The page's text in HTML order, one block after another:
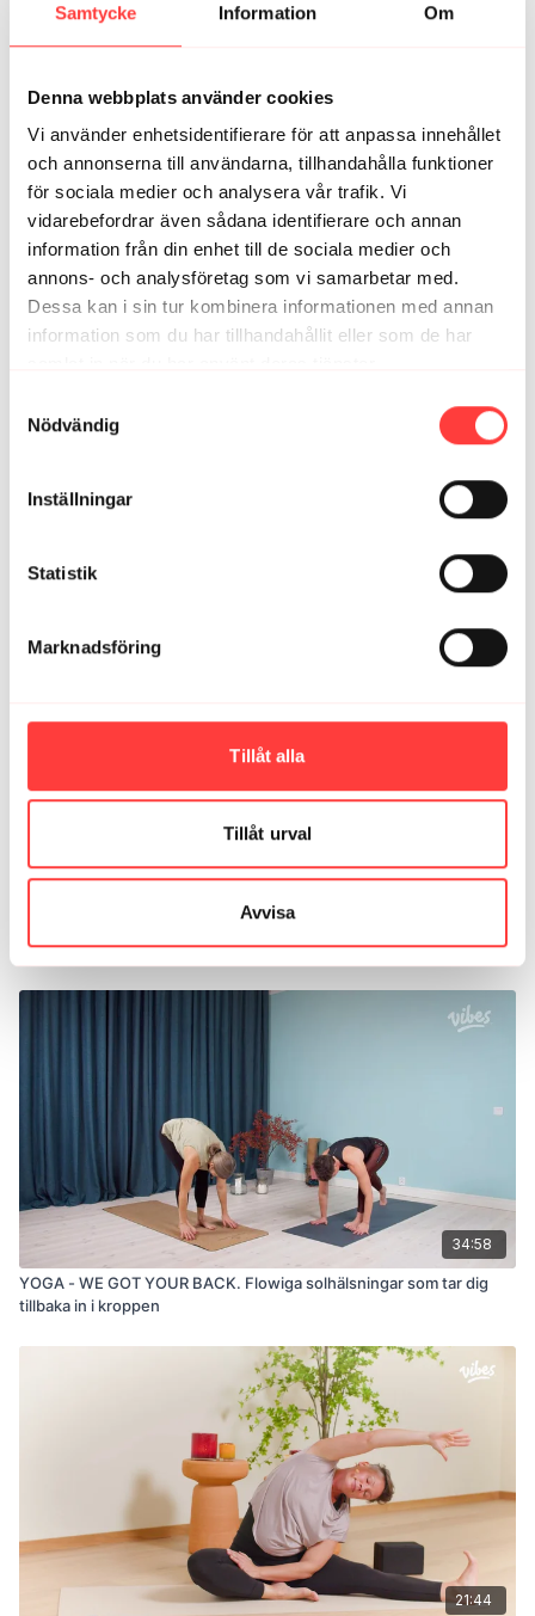
Samtycke Information Om
Denna webbplats använder cookies
Vi använder enhetsidentifierare för att anpassa innehållet
och annonserna till användarna, tillhandahålla funktioner
för sociala medier och analysera vår trafik. Vi
vidarebefordrar även sådana identifierare och annan
information från din enhet till de sociala medier och
annons- och analysföretag som vi samarbetar med.
Dessa kan i sin tur kombinera informationen med annan
information som du har tillhandahållit eller som de har
Nödvändig
Inställningar
Statistik
Marknadsföring
Tillåt alla
Tillåt urval
Avvisa
4
Camilla F. november 26, 2024
🙏
1
Relaterade videor
23:18
och lår.
34:58
YOGA - WE GOT YOUR BACK. Flowiga solhälsningar som tar dig
tillbaka in i kroppen
21:44